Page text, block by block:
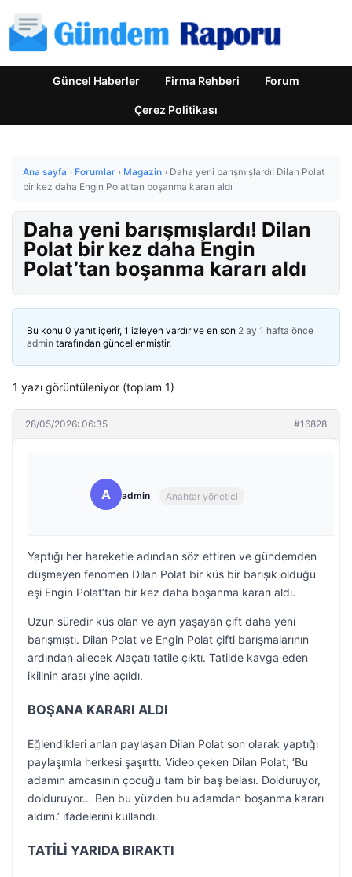
Güncel Haberler Firma Rehberi Forum
Çerez Politikası
Ana sayfa › Forumlar › Magazin › Daha yeni barışmışlardı! Dilan Polat
bir kez daha Engin Polat’tan boşanma kararı aldı
Daha yeni barışmışlardı! Dilan
Polat bir kez daha Engin
Polat’tan boşanma kararı aldı
Bu konu 0 yanıt içerir, 1 izleyen vardır ve en son 2 ay 1 hafta önce
admin tarafından güncellenmiştir.
1 yazı görüntüleniyor (toplam 1)
28/05/2026: 06:35 #16828
A admin Anahtar yönetici
Yaptığı her hareketle adından söz ettiren ve gündemden
düşmeyen fenomen Dilan Polat bir küs bir barışık olduğu
eşi Engin Polat’tan bir kez daha boşanma kararı aldı.
Uzun süredir küs olan ve ayrı yaşayan çift daha yeni
barışmıştı. Dilan Polat ve Engin Polat çifti barışmalarının
ardından ailecek Alaçatı tatile çıktı. Tatilde kavga eden
ikilinin arası yine açıldı.
BOŞANA KARARI ALDI
Eğlendikleri anları paylaşan Dilan Polat son olarak yaptığı
paylaşımla herkesi şaşırttı. Video çeken Dilan Polat; ‘Bu
adamın amcasının çocuğu tam bir baş belası. Dolduruyor,
dolduruyor… Ben bu yüzden bu adamdan boşanma kararı
aldım.’ ifadelerini kullandı.
TATİLİ YARIDA BIRAKTI